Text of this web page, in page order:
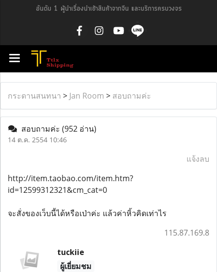
อันดับ 1 ผู้นำเรื่องนำเข้าสินค้าจากจีน และบริการครบวงจร
กระดานสนทนา > Jan Room > สอบถามค่ะ
สอบถามค่ะ (952 อ่าน)
14 ต.ค. 2554 10:46
แจ้งลบ
http://item.taobao.com/item.htm?
id=12599312321&cm_cat=0
จะสั่งของเว็บนี้ได้หรือเป่าค่ะ แล้วค่าหิ้วคิดเท่าไร
115.87.169.8
tuckiie
ผู้เยี่ยมชม